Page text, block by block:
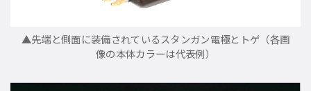
▲先端と側面に装備されているスタンガン電極とトゲ（各画
像の本体カラーは代表例）